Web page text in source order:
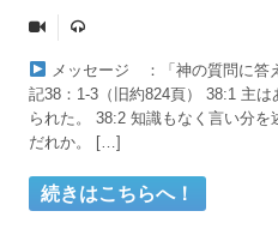
メッセージ ：「神の質問に
記38：1-3（旧約824頁） 38:1 主
られた。 38:2 知識もなく言い分
だれか。 […]